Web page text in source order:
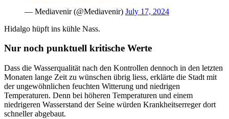
— Mediavenir (@Mediavenir) July 17, 2024
Hidalgo hüpft ins kühle Nass.
Nur noch punktuell kritische Werte
Dass die Wasserqualität nach den Kontrollen dennoch in den letzten
Monaten lange Zeit zu wünschen übrig liess, erklärte die Stadt mit
der ungewöhnlichen feuchten Witterung und niedrigen
Temperaturen. Denn bei höheren Temperaturen und einem
niedrigeren Wasserstand der Seine würden Krankheitserreger dort
schneller abgebaut.